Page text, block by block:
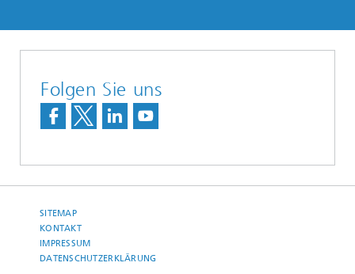
Folgen Sie uns
SITEMAP
KONTAKT
IMPRESSUM
DATENSCHUTZERKLÄRUNG